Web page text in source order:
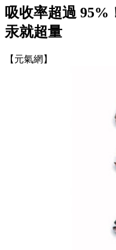
吸收率超過 95%
汞就超量
【元氣網】